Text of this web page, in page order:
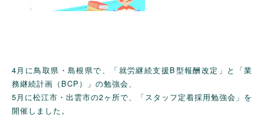
4月に鳥取県・島根県で、「就労継続支援B型報酬改定」と「業
務継続計画（BCP）」の勉強会、
5月に松江市・出雲市の2ヶ所で、「スタッフ定着採用勉強会」を
開催しました。